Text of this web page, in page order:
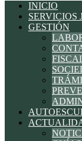
INICIO
SERVICIOS
GESTIÓN